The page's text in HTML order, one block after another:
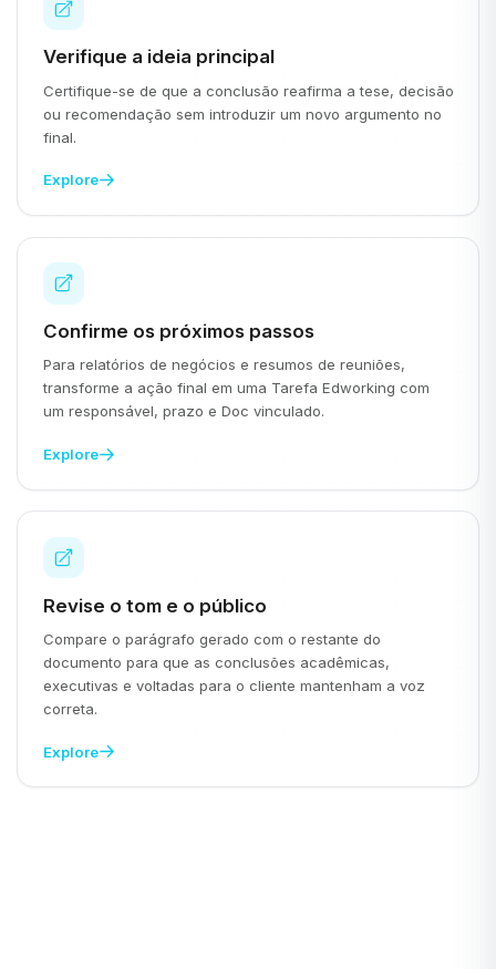
Verifique a ideia principal
Certifique-se de que a conclusão reafirma a tese, decisão
ou recomendação sem introduzir um novo argumento no
final.
Explore
Confirme os próximos passos
Para relatórios de negócios e resumos de reuniões,
transforme a ação final em uma Tarefa Edworking com
um responsável, prazo e Doc vinculado.
Explore
Revise o tom e o público
Compare o parágrafo gerado com o restante do
documento para que as conclusões acadêmicas,
executivas e voltadas para o cliente mantenham a voz
correta.
Explore